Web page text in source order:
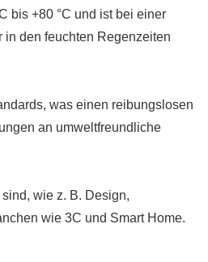
bis +80 °C und ist bei einer
den feuchten Regenzeiten
was einen reibungslosen
an umweltfreundliche
wie z. B. Design,
wie 3C und Smart Home.